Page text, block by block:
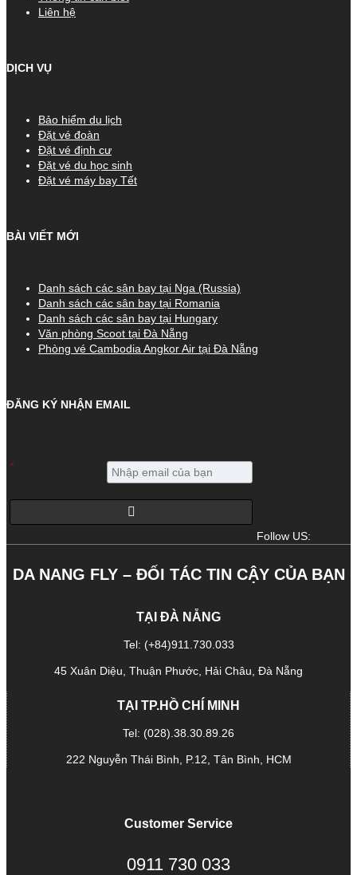
Liên hệ
DỊCH VỤ
Bảo hiểm du lịch
Đặt vé đoàn
Đặt vé định cư
Đặt vé du học sinh
Đặt vé máy bay Tết
BÀI VIẾT MỚI
Danh sách các sân bay tại Nga (Russia)
Danh sách các sân bay tại Romania
Danh sách các sân bay tại Hungary
Văn phòng Scoot tại Đà Nẵng
Phòng vé Cambodia Angkor Air tại Đà Nẵng
ĐĂNG KÝ NHẬN EMAIL
*
Follow US:
DA NANG FLY – ĐỐI TÁC TIN CẬY CỦA BẠN
TẠI ĐÀ NẴNG
Tel: (+84)911.730.033
45 Xuân Diệu, Thuận Phước, Hải Châu, Đà Nẵng
TẠI TP.HỒ CHÍ MINH
Tel: (028).38.30.89.26
222 Nguyễn Thái Bình, P.12, Tân Bình, HCM
Customer Service
0911 730 033